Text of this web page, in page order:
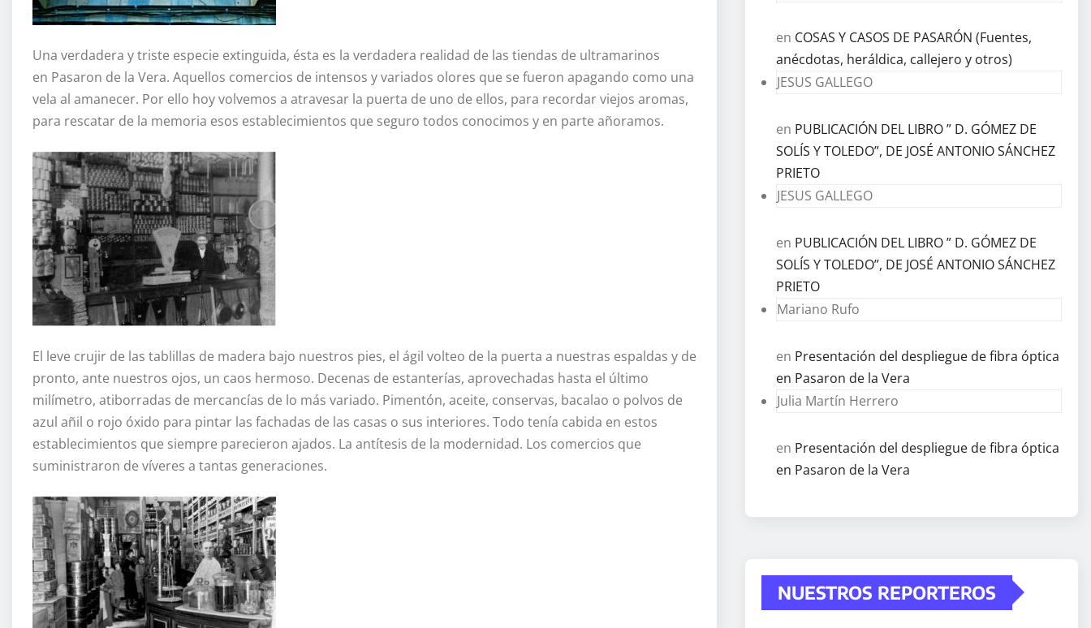
Una verdadera y triste especie extinguida, ésta es la verdadera realidad de las tiendas de ultramarinos
en Pasaron de la Vera. Aquellos comercios de intensos y variados olores que se fueron apagando como una
vela al amanecer. Por ello hoy volvemos a atravesar la puerta de uno de ellos, para recordar viejos aromas,
para rescatar de la memoria esos establecimientos que seguro todos conocimos y en parte añoramos.
El leve crujir de las tablillas de madera bajo nuestros pies, el ágil volteo de la puerta a nuestras espaldas y de
pronto, ante nuestros ojos, un caos hermoso. Decenas de estanterías, aprovechadas hasta el último
milímetro, atiborradas de mercancías de lo más variado. Pimentón, aceite, conservas, bacalao o polvos de
azul añil o rojo óxido para pintar las fachadas de las casas o sus interiores. Todo tenía cabida en estos
establecimientos que siempre parecieron ajados. La antítesis de la modernidad. Los comercios que
suministraron de víveres a tantas generaciones.
en COSAS Y CASOS DE PASARÓN (Fuentes,
anécdotas, heráldica, callejero y otros)
JESUS GALLEGO
en PUBLICACIÓN DEL LIBRO ” D. GÓMEZ DE
SOLÍS Y TOLEDO”, DE JOSÉ ANTONIO SÁNCHEZ
PRIETO
JESUS GALLEGO
en PUBLICACIÓN DEL LIBRO ” D. GÓMEZ DE
SOLÍS Y TOLEDO”, DE JOSÉ ANTONIO SÁNCHEZ
PRIETO
Mariano Rufo
en Presentación del despliegue de fibra óptica
en Pasaron de la Vera
Julia Martín Herrero
en Presentación del despliegue de fibra óptica
en Pasaron de la Vera
NUESTROS REPORTEROS